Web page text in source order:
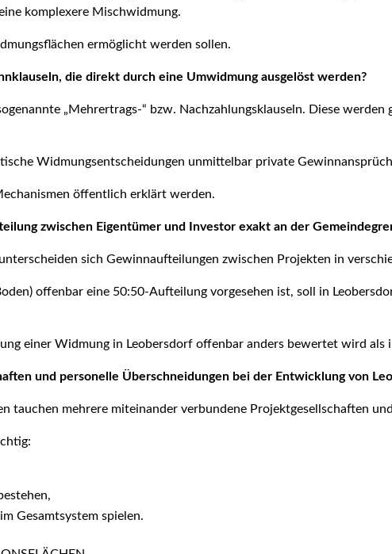
komplexere Mischwidmung.
ermöglicht werden sollen.
die direkt durch eine Umwidmung ausgelöst werden?
„Mehrertrags-“ bzw. Nachzahlungsklauseln. Diese werden
Widmungsentscheidungen unmittelbar private
öffentlich erklärt werden.
zwischen Eigentümer und Investor exakt an der
sich Gewinnaufteilungen zwischen Projekten in
offenbar eine 50:50-Aufteilung vorgesehen ist, soll in
einer Widmung in Leobersdorf offenbar anders bewertet wird als
und personelle Überschneidungen bei der Entwicklung von
tauchen mehrere miteinander verbundene Projektgesellschaften
Gesamtsystem spielen.